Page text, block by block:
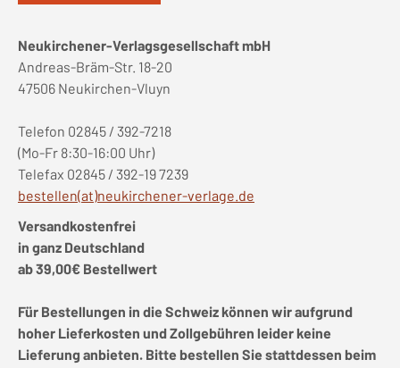
Neukirchener-Verlagsgesellschaft mbH
Andreas-Bräm-Str. 18-20
47506 Neukirchen-Vluyn
Telefon 02845 / 392-7218
(Mo-Fr 8:30-16:00 Uhr)
Telefax 02845 / 392-19 7239
bestellen(at)neukirchener-verlage.de
Versandkostenfrei
in ganz Deutschland
ab 39,00€ Bestellwert
Für Bestellungen in die Schweiz können wir aufgrund
hoher Lieferkosten und Zollgebühren leider keine
Lieferung anbieten. Bitte bestellen Sie stattdessen beim